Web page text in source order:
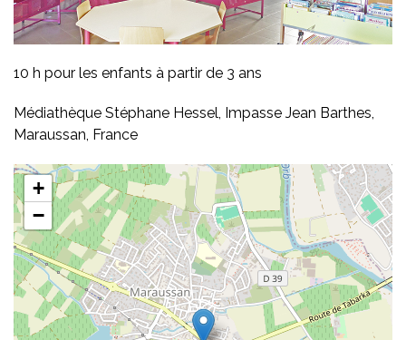
10 h pour les enfants à partir de 3 ans
Médiathèque Stéphane Hessel, Impasse Jean Barthes,
Maraussan, France
+
−